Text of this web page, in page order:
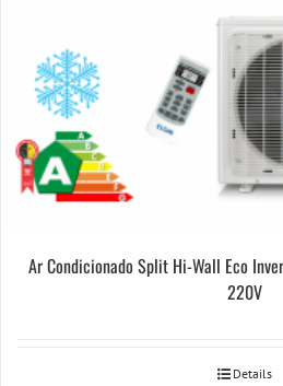
Ar Condicionado Split Hi-Wall Eco
220V
Details